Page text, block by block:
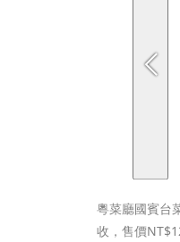
粵菜廳國賓台
收，售價